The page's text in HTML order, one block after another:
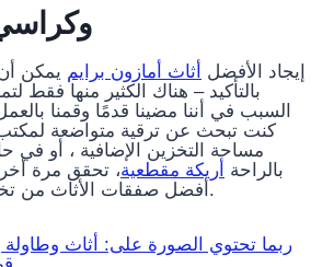
إيجاد الأفضل أثاث أمازون برايم يمكن
بالتأكيد – هناك الكثير منها فقط
السبب في أننا مضينا قدمًا وقمنا
كنت تبحث عن ترقية متواضعة
مساحة التخزين الإضافية ، أو في
بالراحة أريكة مقطعية، تحقق مرة
أفضل صفقات الأثاث من تخفيضات هذا العام.